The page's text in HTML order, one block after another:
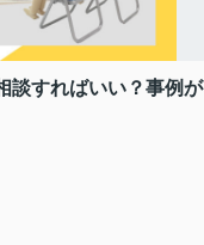
談すればいい？事例が